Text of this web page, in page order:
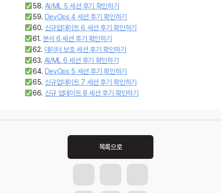
58. AI/ML 5 세션 후기 확인하기
59. DevOps 4 세션 후기 확인하기
60. 신규업데이트 6 세션 후기 확인하기
61. 분석 6 세션 후기 확인하기
62. 데이터 보호 세션 후기 확인하기
63. AI/ML 6 세션 후기 확인하기
64. DevOps 5 세션 후기 확인하기
65. 신규업데이트 7 세션 후기 확인하기
66. 신규 업데이트 8 세션 후기 확인하기